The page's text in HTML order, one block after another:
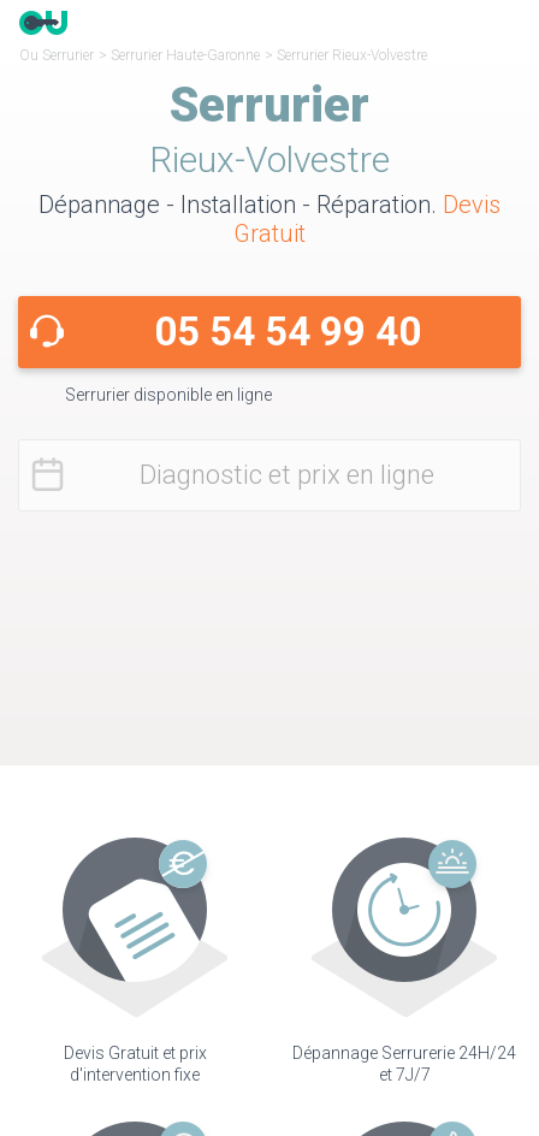
Ou Serrurier > Serrurier Haute-Garonne > Serrurier Rieux-Volvestre
Serrurier
Rieux-Volvestre
Dépannage - Installation - Réparation. Devis
Gratuit
05 54 54 99 40
Serrurier disponible en ligne
Diagnostic et prix en ligne
Devis Gratuit et prix
d'intervention fixe
Dépannage Serrurerie 24H/24
et 7J/7